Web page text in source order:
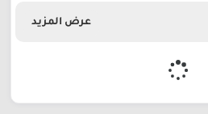
عرض المزيد